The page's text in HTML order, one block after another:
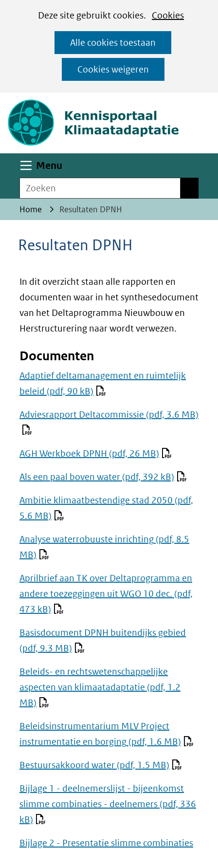
CookiesDeze site gebruikt cookies. Cookies
op
deze
website
worden
toegestaan
geweigerd.
Alle cookies toestaan
Cookies weigeren
Ga
naar
de
inhoud
Menu
Zoeken
Home Resultaten DPNH
Resultaten DPNH
In dit overzicht staan alle rapporten en
documenten waar in het synthesedocument
van het Deltaprogramma Nieuwbouw en
Herstructurering naar wordt verwezen.
Documenten
Adaptief deltamanagement en ruimtelijk
beleid (pdf, 90 kB)
Adviesrapport Deltacommissie (pdf, 3.6 MB)
AGH Werkboek DPNH (pdf, 26 MB)
Als een paal boven water (pdf, 392 kB)
Ambitie klimaatbestendige stad 2050 (pdf,
5.6 MB)
Analyse waterrobuuste inrichting (pdf, 8.5
MB)
Aprilbrief aan TK over Deltaprogramma en
andere toezeggingen uit WGO 10 dec. (pdf,
473 kB)
Basisdocument DPNH buitendijks gebied
(pdf, 9.3 MB)
Beleids- en rechtswetenschappelijke
aspecten van klimaatadaptatie (pdf, 1.2
MB)
Beleidsinstrumentarium MLV Project
instrumentatie en borging (pdf, 1.6 MB)
Bestuursakkoord water (pdf, 1.5 MB)
Bijlage 1 - deelnemerslijst - bijeenkomst
slimme combinaties - deelnemers (pdf, 336
kB)
Bijlage 2 - Presentatie slimme combinaties